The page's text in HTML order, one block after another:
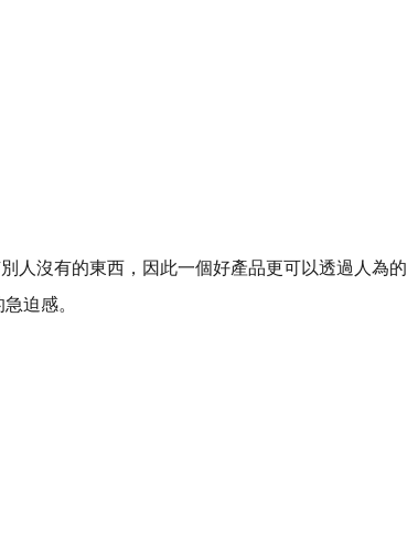
人沒有的東西，因此一個好產品更可以透過人為的
迫感。